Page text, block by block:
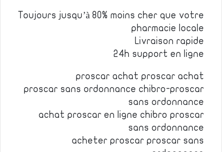
Toujours jusqu’à 80% moins cher que votre
pharmacie locale
Livraison rapide
24h support en ligne
proscar achat proscar achat
proscar sans ordonnance chibro-proscar
sans ordonnance
achat proscar en ligne chibro proscar
sans ordonnance
acheter proscar proscar sans